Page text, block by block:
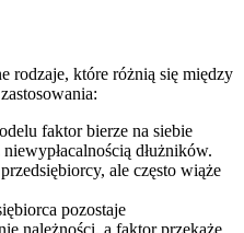
rodzaje, które różnią się między
faktor bierze na siebie
dłużników.
ale często wiąże
pozostaje
należności, a faktor przekaże